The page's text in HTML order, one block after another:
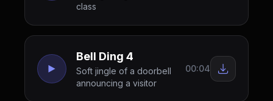
class
Bell Ding 4
Soft jingle of a doorbell
announcing a visitor
00:04